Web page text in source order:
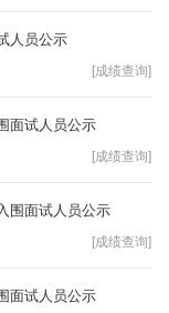
人员公示
[成绩查询]
面试人员公示
[成绩查询]
围面试人员公示
[成绩查询]
面试人员公示